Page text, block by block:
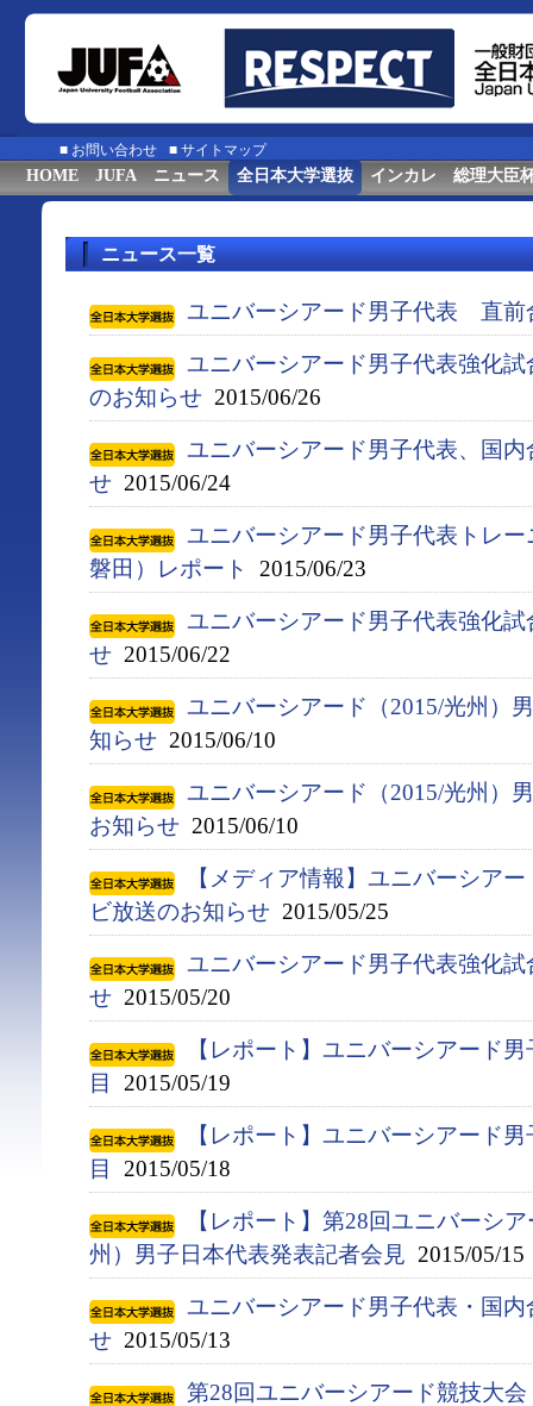
■ お問い合わせ ■ サイトマップ
HOME JUFA ニュース 全日本大学選抜 インカレ 総理大臣
ニュース一覧
ユニバーシアード男子代表 直前
ユニバーシアード男子代表強化
のお知らせ 2015/06/26
ユニバーシアード男子代表、国
せ 2015/06/24
ユニバーシアード男子代表トレ
磐田）レポート
2015/06/23
ユニバーシアード男子代表強化
せ 2015/06/22
ユニバーシアード（2015/光州）
知らせ 2015/06/10
ユニバーシアード（2015/光州）
お知らせ 2015/06/10
【メディア情報】ユニバーシア
ビ放送のお知らせ 2015/05/25
ユニバーシアード男子代表強化
せ 2015/05/20
【レポート】ユニバーシアード
目
2015/05/19
【レポート】ユニバーシアード
目
2015/05/18
【レポート】第28回ユニバーシ
州）男子日本代表発表記者会見 2015/05/15
ユニバーシアード男子代表・国
せ 2015/05/13
第28回ユニバーシアード競技大